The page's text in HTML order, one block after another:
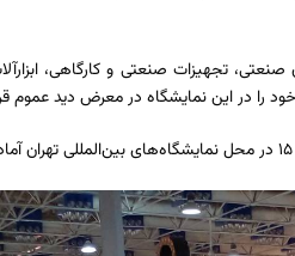
تجهیزات صنعتی و کارگاهی،
را در این نمایشگاه در معرض دید عموم